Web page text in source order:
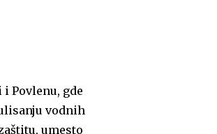
Povlenu, gde
vodnih
umesto